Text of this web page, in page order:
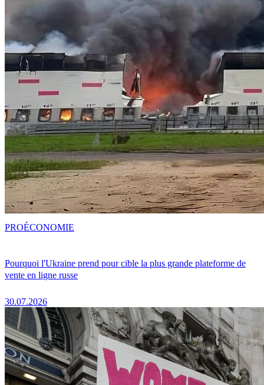
Pourquoi l'Ukraine prend pour cible la plus grande plateforme de
vente en ligne russe
30.07.2026
PROÉCONOMIE